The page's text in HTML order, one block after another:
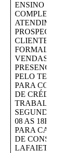
ENSINO
COMPLETO;
PROSPECÇÃO
CLIENTES,
VENDAS
PELO
PARA
DE CRÉDITO.
TRABALHAR
SEGUNDA A
08 AS 18HS;
PARA
DE
LAFAIETE;